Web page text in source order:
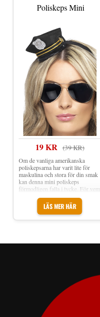
Poliskeps Mini
19 KR (39 KR)
LÄS MER HÄR
Om de vanliga amerikanska
poliskepsarna har varit lite för
maskulina och stora för din smak
kan denna mini poliskeps
förmodligen falla i tycke. För vem
power-brud när du stoppar
brottslingar i lagens namn. Se till
att du signalerar auktoritet så
vara tillåtet så länge du patrullerar